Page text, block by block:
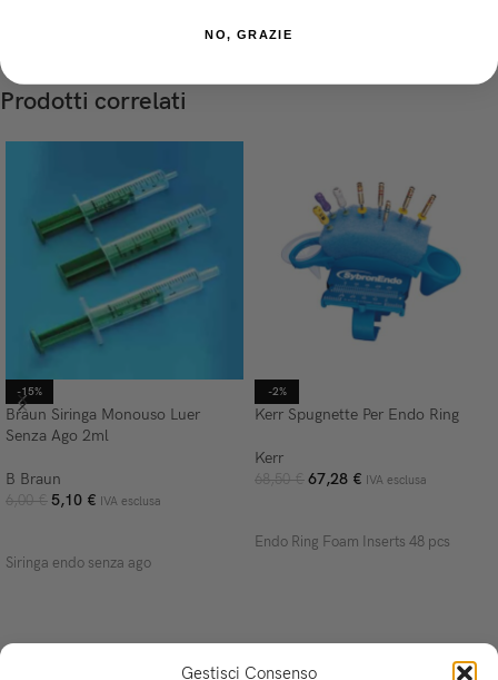
Gestisci Consenso
Prodotti correlati
-15%
Braun Siringa Monouso Luer
Senza Ago 2ml
B Braun
6,00€ 5,10 € IVA esclusa
Siringa endo senza ago
-2%
Kerr Spugnette Per Endo Ring
Kerr
68,50€ 67,28 € IVA esclusa
Endo Ring Foam Inserts 48 pcs
NO, GRAZIE